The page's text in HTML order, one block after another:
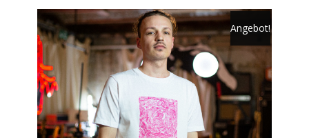
Angebot!